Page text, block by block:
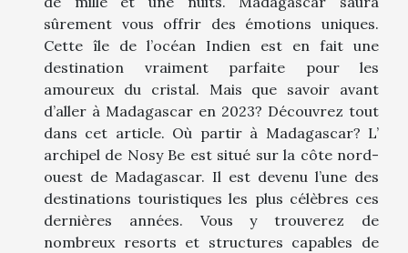
sûrement vous offrir des émotions uniques.
Cette île de l’océan Indien est en fait une
destination vraiment parfaite pour les
amoureux du cristal. Mais que savoir avant
d’aller à Madagascar en 2023? Découvrez tout
dans cet article. Où partir à Madagascar? L’
archipel de Nosy Be est situé sur la côte nord-
ouest de Madagascar. Il est devenu l’une des
destinations touristiques les plus célèbres ces
dernières années. Vous y trouverez de
nombreux resorts et structures capables de